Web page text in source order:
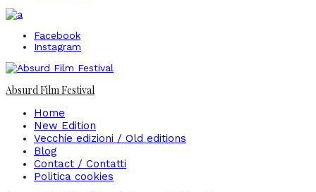
Facebook
Instagram
Absurd Film Festival
Home
New Edition
Vecchie edizioni / Old editions
Blog
Contact / Contatti
Politica cookies